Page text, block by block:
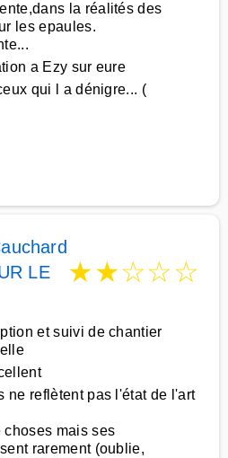
la réalités des
les epaules.
a Ezy sur eure
qui l a dénigre... (
LE
★★☆☆☆
et suivi de chantier
ne reflètent pas l'état de l'art
choses mais ses
rarement (oublie,